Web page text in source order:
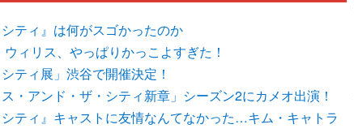
ティ』は何がスゴかったのか
ィリス、やっぱりかっこよすぎた！
ティ展」渋谷で開催決定！
・アンド・ザ・シティ新章」シーズン2にカメオ出演！
シティ』キャストに友情なんてなかった…キム・キャトラ